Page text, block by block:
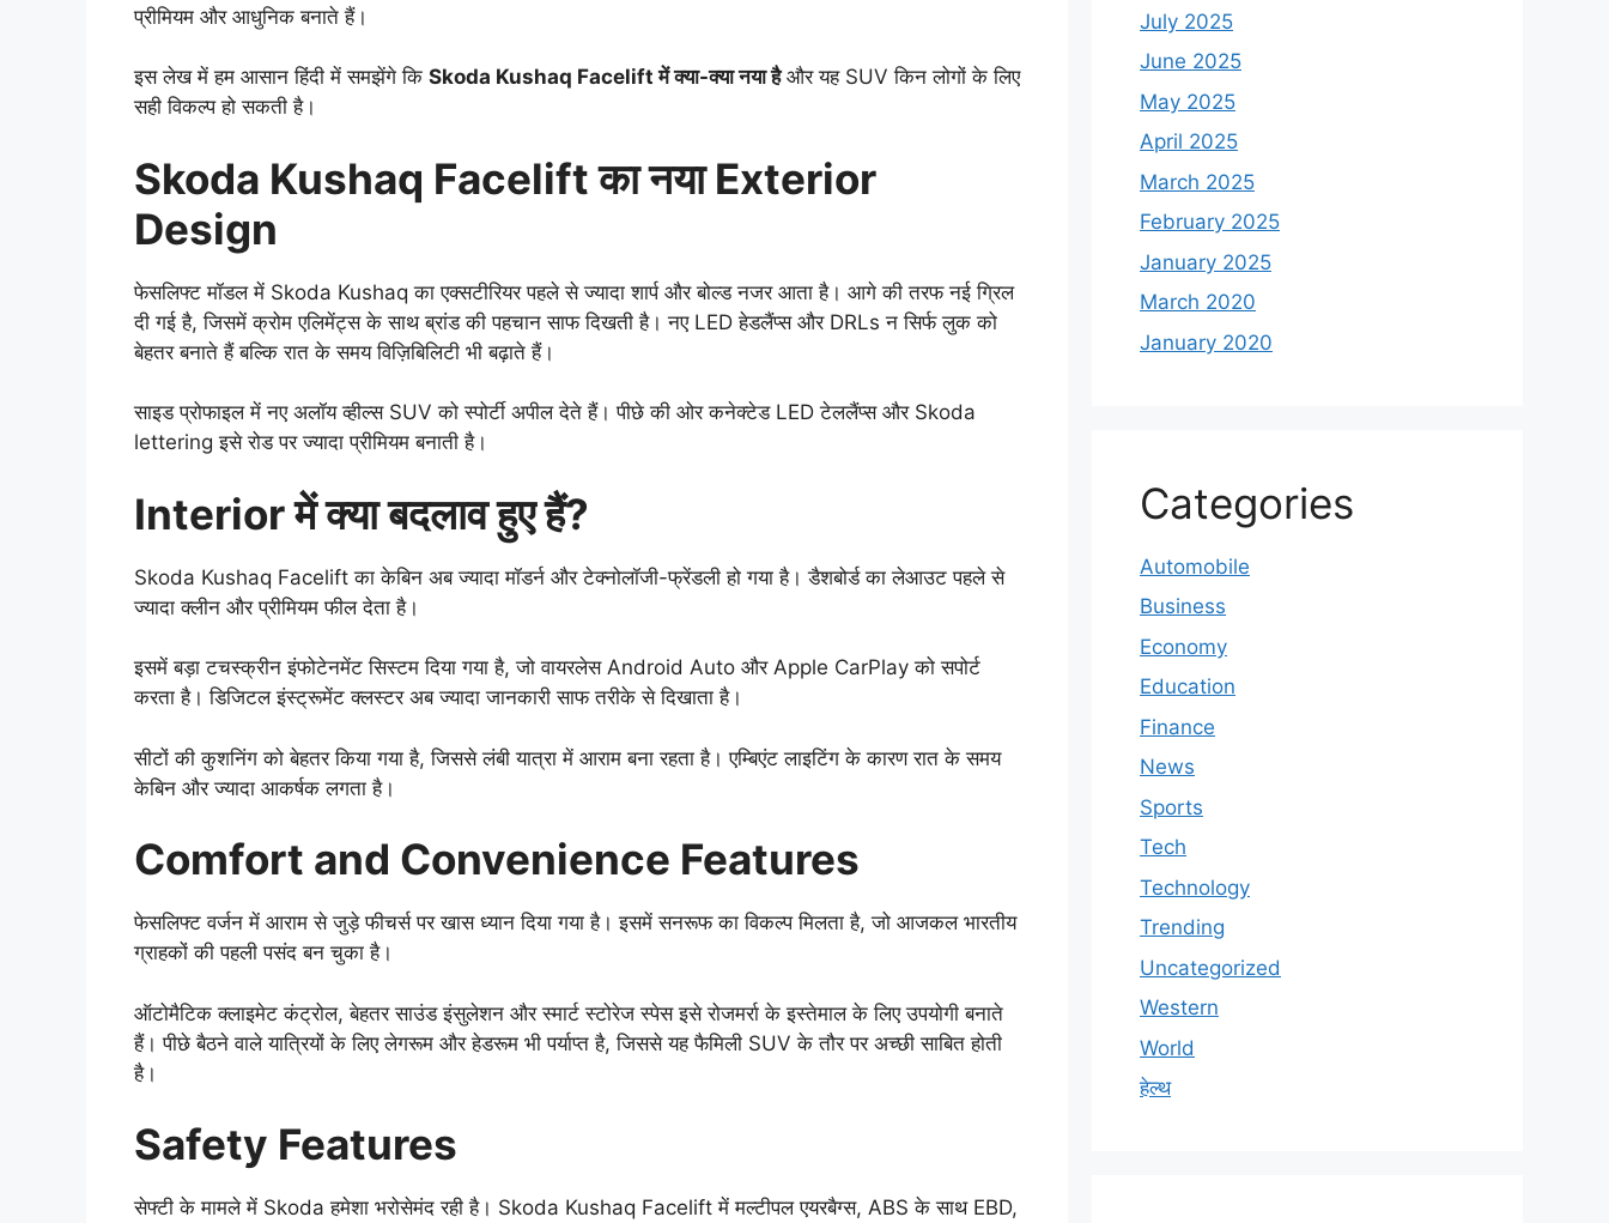
प्रीमियम और आधुनिक बनाते हैं।
इस लेख में हम आसान हिंदी में समझेंगे कि Skoda Kushaq Facelift में क्या-क्या नया हैऔर यह SUV किन लोगों के लिए
सही विकल्प हो सकती है।
Skoda Kushaq Facelift का नया Exterior
Design
फेसलिफ्ट मॉडल में Skoda Kushaq का एक्सटीरियर पहले से ज्यादा शार्प और बोल्ड नजर आता है। आगे की तरफ नई ग्रिल
दी गई है, जिसमें क्रोम एलिमेंट्स के साथ ब्रांड की पहचान साफ दिखती है। नए LED हेडलैंप्स और DRLs न सिर्फ लुक को
बेहतर बनाते हैं बल्कि रात के समय विज़िबिलिटी भी बढ़ाते हैं।
साइड प्रोफाइल में नए अलॉय व्हील्स SUV को स्पोर्टी अपील देते हैं। पीछे की ओर कनेक्टेड LED टेललैंप्स और Skoda
lettering इसे रोड पर ज्यादा प्रीमियम बनाती है।
Interior में क्या बदलाव हुए हैं?
Skoda Kushaq Facelift का केबिन अब ज्यादा मॉडर्न और टेक्नोलॉजी-फ्रेंडली हो गया है। डैशबोर्ड का लेआउट पहले से
ज्यादा क्लीन और प्रीमियम फील देता है।
इसमें बड़ा टचस्क्रीन इंफोटेनमेंट सिस्टम दिया गया है, जो वायरलेस Android Auto और Apple CarPlay को सपोर्ट
करता है। डिजिटल इंस्ट्रूमेंट क्लस्टर अब ज्यादा जानकारी साफ तरीके से दिखाता है।
सीटों की कुशनिंग को बेहतर किया गया है, जिससे लंबी यात्रा में आराम बना रहता है। एम्बिएंट लाइटिंग के कारण रात के समय
केबिन और ज्यादा आकर्षक लगता है।
Comfort and Convenience Features
फेसलिफ्ट वर्जन में आराम से जुड़े फीचर्स पर खास ध्यान दिया गया है। इसमें सनरूफ का विकल्प मिलता है, जो आजकल भारतीय
ग्राहकों की पहली पसंद बन चुका है।
ऑटोमैटिक क्लाइमेट कंट्रोल, बेहतर साउंड इंसुलेशन और स्मार्ट स्टोरेज स्पेस इसे रोजमर्रा के इस्तेमाल के लिए उपयोगी बनाते
हैं। पीछे बैठने वाले यात्रियों के लिए लेगरूम और हेडरूम भी पर्याप्त है, जिससे यह फैमिली SUV के तौर पर अच्छी साबित होती
है।
Safety Features
सेफ्टी के मामले में Skoda हमेशा भरोसेमंद रही है। Skoda Kushaq Facelift में मल्टीपल एयरबैग्स, ABS के साथ EBD,
July 2025
June 2025
May 2025
April 2025
March 2025
February 2025
January 2025
March 2020
January 2020
Categories
Automobile
Business
Economy
Education
Finance
News
Sports
Tech
Technology
Trending
Uncategorized
Western
World
हेल्थ